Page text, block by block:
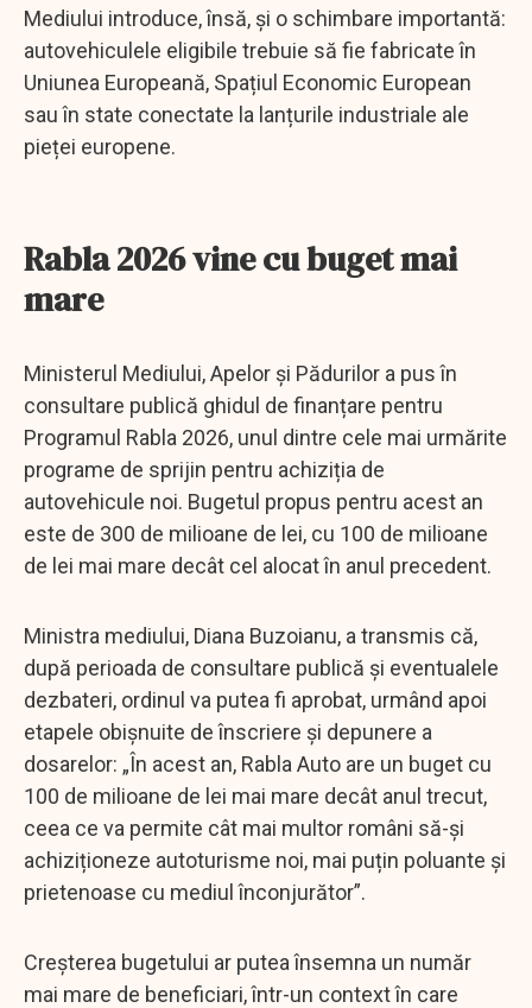
Mediului introduce, însă, și o schimbare importantă:
autovehiculele eligibile trebuie să fie fabricate în
Uniunea Europeană, Spațiul Economic European
sau în state conectate la lanțurile industriale ale
pieței europene.
Rabla 2026 vine cu buget mai
mare
Ministerul Mediului, Apelor și Pădurilor a pus în
consultare publică ghidul de finanțare pentru
Programul Rabla 2026, unul dintre cele mai urmărite
programe de sprijin pentru achiziția de
autovehicule noi. Bugetul propus pentru acest an
este de 300 de milioane de lei, cu 100 de milioane
de lei mai mare decât cel alocat în anul precedent.
Ministra mediului, Diana Buzoianu, a transmis că,
după perioada de consultare publică și eventualele
dezbateri, ordinul va putea fi aprobat, urmând apoi
etapele obișnuite de înscriere și depunere a
dosarelor: „În acest an, Rabla Auto are un buget cu
100 de milioane de lei mai mare decât anul trecut,
ceea ce va permite cât mai multor români să-și
achiziționeze autoturisme noi, mai puțin poluante și
prietenoase cu mediul înconjurător”.
Creșterea bugetului ar putea însemna un număr
mai mare de beneficiari, într-un context în care